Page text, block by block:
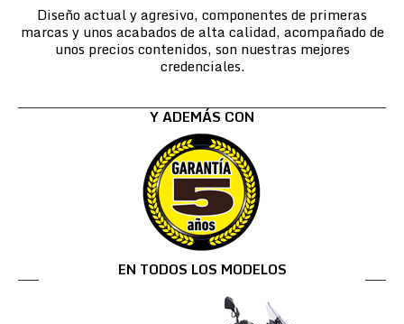
Diseño actual y agresivo, componentes de primeras
marcas y unos acabados de alta calidad, acompañado de
unos precios contenidos, son nuestras mejores
credenciales.
Y ADEMÁS CON
EN TODOS LOS MODELOS